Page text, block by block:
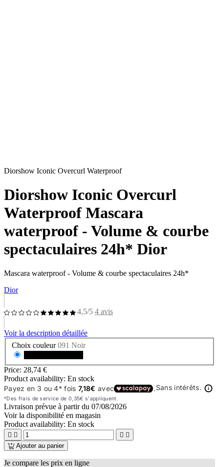
Diorshow Iconic Overcurl Waterproof
Diorshow Iconic Overcurl
Waterproof Mascara
waterproof - Volume & courbe
spectaculaires 24h* Dior
Mascara waterproof - Volume & courbe spectaculaires 24h*
Dior
4,5/5 4 avis
Voir la description détaillée
Choix couleur091 Noir
Price: 28,74 €
Product availability: En stock
Livraison prévue à partir du 07/08/2026
Voir la disponibilité en magasin
Product availability: En stock
   
Ajouter au panier
Je compare les prix en ligne